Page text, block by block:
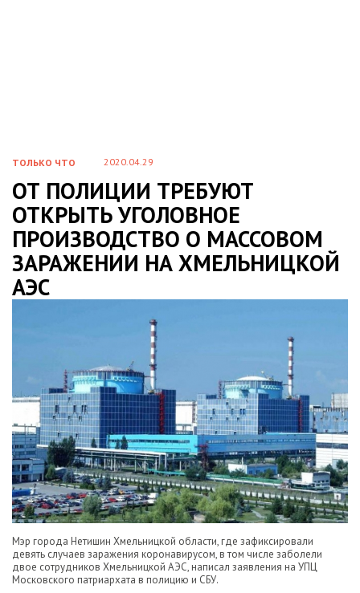
ТОЛЬКО ЧТО 2020.04.29
ОТ ПОЛИЦИИ ТРЕБУЮТ
ОТКРЫТЬ УГОЛОВНОЕ
ПРОИЗВОДСТВО О МАССОВОМ
ЗАРАЖЕНИИ НА ХМЕЛЬНИЦКОЙ
АЭС
Мэр города Нетишин Хмельницкой области, где зафиксировали
девять случаев заражения коронавирусом, в том числе заболели
двое сотрудников Хмельницкой АЭС, написал заявления на УПЦ
Московского патриархата в полицию и СБУ.